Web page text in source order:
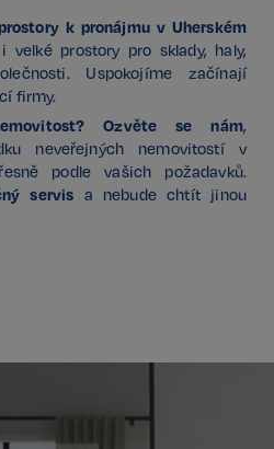
k pronájmu v Uherském
velké prostory pro sklady, haly,
Uspokojíme začínají
firmy.
Ozvěte se nám,
neveřejných nemovitostí v
podle vašich požadavků.
servis a nebude chtít jinou